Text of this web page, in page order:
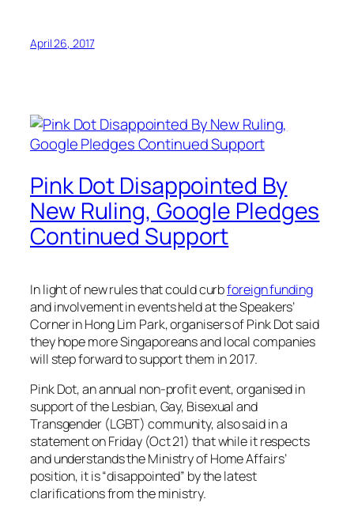
April 26, 2017
Pink Dot Disappointed By
New Ruling, Google Pledges
Continued Support
In light of new rules that could curbforeign funding
and involvement in events held at the Speakers’
Corner in Hong Lim Park, organisers of Pink Dot said
they hope more Singaporeans and local companies
will step forward to support them in 2017.
Pink Dot, an annual non-profit event, organised in
support of the Lesbian, Gay, Bisexual and
Transgender (LGBT) community, also said in a
statement on Friday (Oct 21) that while it respects
and understands the Ministry of Home Affairs’
position, it is “disappointed” by the latest
clarifications from the ministry.